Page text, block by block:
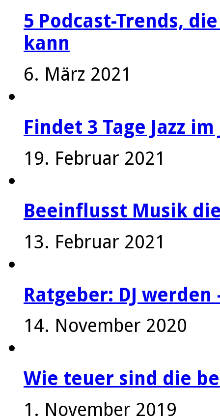
5 Podcast-Trends,
kann
6. März 2021
Findet 3 Tage Jazz
19. Februar 2021
Beeinflusst Musik
13. Februar 2021
Ratgeber: DJ
14. November 2020
Wie teuer sind die
1. November 2019